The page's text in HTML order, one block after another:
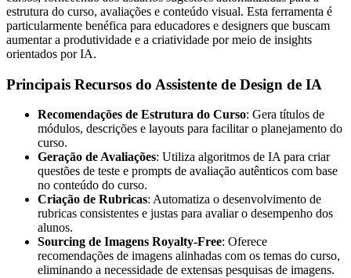
estrutura do curso, avaliações e conteúdo visual. Esta ferramenta é
particularmente benéfica para educadores e designers que buscam
aumentar a produtividade e a criatividade por meio de insights
orientados por IA.
Principais Recursos do Assistente de Design de IA
Recomendações de Estrutura do Curso: Gera títulos de
módulos, descrições e layouts para facilitar o planejamento do
curso.
Geração de Avaliações: Utiliza algoritmos de IA para criar
questões de teste e prompts de avaliação autênticos com base
no conteúdo do curso.
Criação de Rubricas: Automatiza o desenvolvimento de
rubricas consistentes e justas para avaliar o desempenho dos
alunos.
Sourcing de Imagens Royalty-Free: Oferece
recomendações de imagens alinhadas com os temas do curso,
eliminando a necessidade de extensas pesquisas de imagens.